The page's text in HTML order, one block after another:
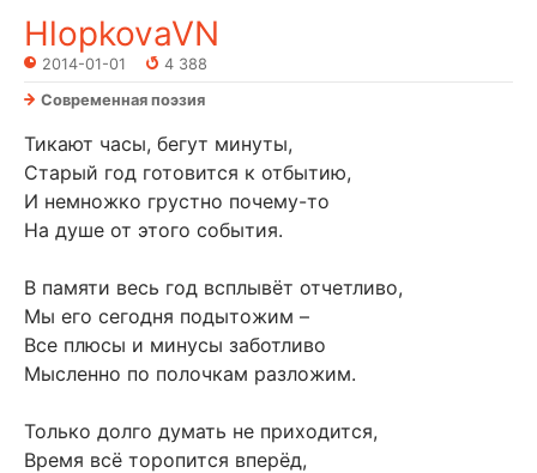
HlopkovaVN
2014-01-01
4 388
Современная поэзия
Тикают часы, бегут минуты,
Старый год готовится к отбытию,
И немножко грустно почему-то
На душе от этого события.
В памяти весь год всплывёт отчетливо,
Мы его сегодня подытожим –
Все плюсы и минусы заботливо
Мысленно по полочкам разложим.
Только долго думать не приходится,
Время всё торопится вперёд,